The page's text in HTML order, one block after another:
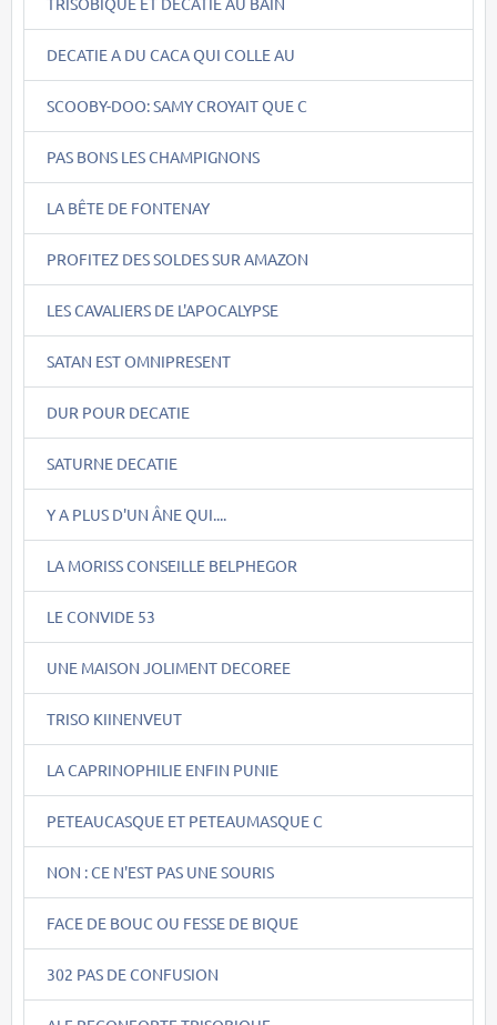
DECATIE A DU CACA QUI COLLE AU
SCOOBY-DOO: SAMY CROYAIT QUE C
PAS BONS LES CHAMPIGNONS
LA BÊTE DE FONTENAY
PROFITEZ DES SOLDES SUR AMAZON
LES CAVALIERS DE L'APOCALYPSE
SATAN EST OMNIPRESENT
DUR POUR DECATIE
SATURNE DECATIE
Y A PLUS D'UN ÂNE QUI....
LA MORISS CONSEILLE BELPHEGOR
LE CONVIDE 53
UNE MAISON JOLIMENT DECOREE
TRISO KIINENVEUT
LA CAPRINOPHILIE ENFIN PUNIE
PETEAUCASQUE ET PETEAUMASQUE C
NON : CE N'EST PAS UNE SOURIS
FACE DE BOUC OU FESSE DE BIQUE
302 PAS DE CONFUSION